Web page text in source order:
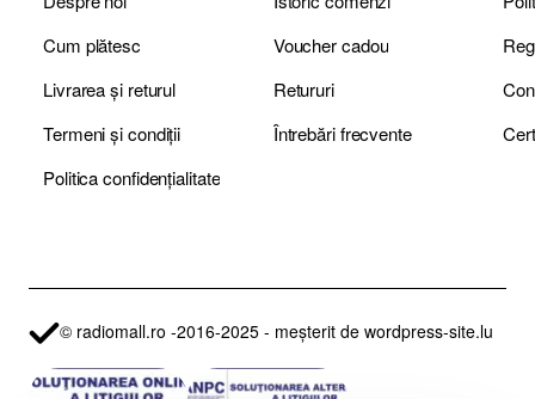
Cum plătesc
Livrarea și returul
Termeni și condiții
Politica confidențialitate
Voucher cadou
Retururi
Întrebări frecvente
© radiomall.ro -2016-2025 - meșterit de wordpress-site.lu